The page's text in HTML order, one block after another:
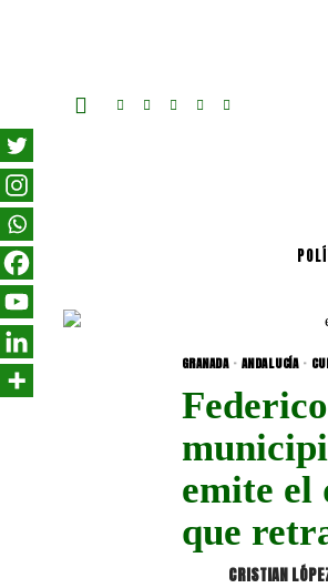
GRANADA · ANDALUCÍA ·
emite el
que
CRISTIAN